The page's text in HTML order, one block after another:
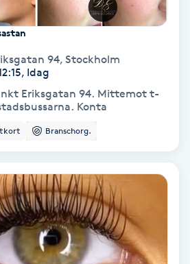
94, Stockholm
Idag
Eriksgatan 94. Mittemot t-
bana och nära till stadsbussarna. Konta
Branschorg.